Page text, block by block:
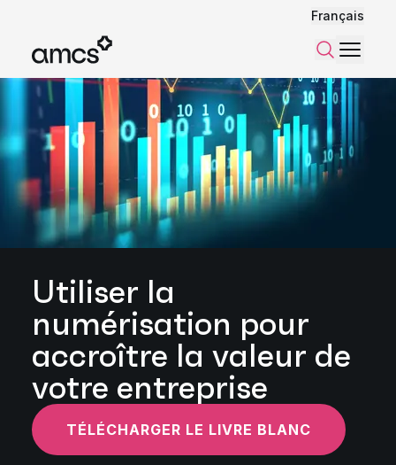
Français
Menu
Utiliser la
numérisation pour
accroître la valeur de
votre entreprise
TÉLÉCHARGER LE LIVRE BLANC